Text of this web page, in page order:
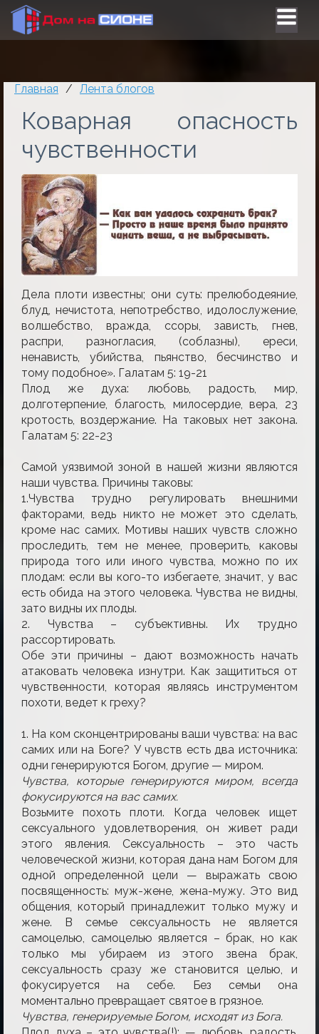
Главная / Лента блогов
Коварная опасность
чувственности
Дела плоти известны; они суть: прелюбодеяние,
блуд, нечистота, непотребство, идолослужение,
волшебство, вражда, ссоры, зависть, гнев,
распри, разногласия, (соблазны), ереси,
ненависть, убийства, пьянство, бесчинство и
тому подобное». Галатам 5: 19-21
Плод же духа: любовь, радость, мир,
долготерпение, благость, милосердие, вера, 23
кротость, воздержание. На таковых нет закона.
Галатам 5: 22-23
Самой уязвимой зоной в нашей жизни являются
наши чувства. Причины таковы:
1.Чувства трудно регулировать внешними
факторами, ведь никто не может это сделать,
кроме нас самих. Мотивы наших чувств сложно
проследить, тем не менее, проверить, каковы
природа того или иного чувства, можно по их
плодам: если вы кого-то избегаете, значит, у вас
есть обида на этого человека. Чувства не видны,
зато видны их плоды.
2. Чувства – субъективны. Их трудно
рассортировать.
Обе эти причины – дают возможность начать
атаковать человека изнутри. Как защититься от
чувственности, которая являясь инструментом
похоти, ведет к греху?
1. На ком сконцентрированы ваши чувства: на вас
самих или на Боге? У чувств есть два источника:
одни генерируются Богом, другие — миром.
Чувства, которые генерируются миром, всегда
фокусируются на вас самих.
Возьмите похоть плоти. Когда человек ищет
сексуального удовлетворения, он живет ради
этого явления. Сексуальность – это часть
человеческой жизни, которая дана нам Богом для
одной определенной цели — выражать свою
посвященность: муж-жене, жена-мужу. Это вид
общения, который принадлежит только мужу и
жене. В семье сексуальность не является
самоцелью, самоцелью является – брак, но как
только мы убираем из этого звена брак,
сексуальность сразу же становится целью, и
фокусируется на себе. Без семьи она
моментально превращает святое в грязное.
Чувства, генерируемые Богом, исходят из Бога.